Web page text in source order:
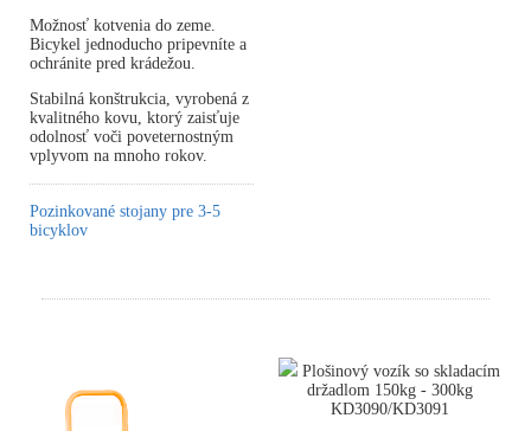
Možnosť kotvenia do zeme.
Bicykel jednoducho pripevníte a
ochránite pred krádežou.
Stabilná konštrukcia, vyrobená z
kvalitného kovu, ktorý zaisťuje
odolnosť voči poveternostným
vplyvom na mnoho rokov.
Pozinkované stojany pre 3-5
bicyklov
Plošinový vozík so skladacím
držadlom 150kg - 300kg
KD3090/KD3091